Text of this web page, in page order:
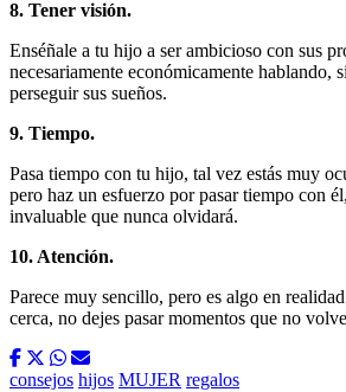
8. Tener visión.
Enséñale a tu hijo a ser ambicioso con sus
necesariamente económicamente hablando,
perseguir sus sueños.
9. Tiempo.
Pasa tiempo con tu hijo, tal vez estás muy
pero haz un esfuerzo por pasar tiempo con
invaluable que nunca olvidará.
10. Atención.
Parece muy sencillo, pero es algo en
cerca, no dejes pasar momentos que no
consejos hijos MUJER regalos